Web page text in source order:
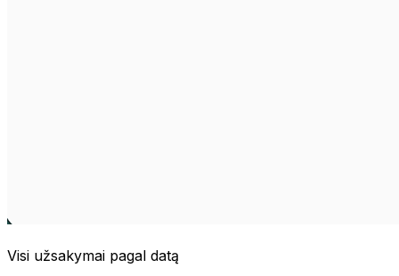
Visi užsakymai pagal datą